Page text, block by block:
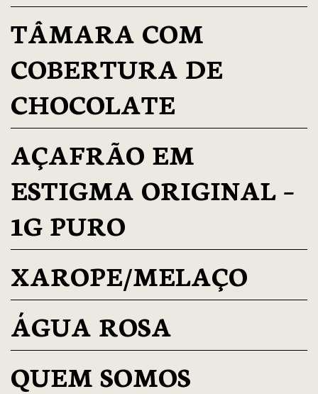
TÂMARA COM
COBERTURA DE
CHOCOLATE
AÇAFRÃO EM
ESTIGMA ORIGINAL –
1G PURO
XAROPE/MELAÇO
ÁGUA ROSA
QUEM SOMOS